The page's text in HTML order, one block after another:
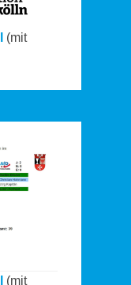
(mit
(mit